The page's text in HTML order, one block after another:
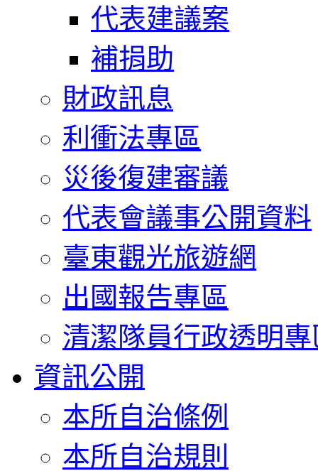
代表建議案
補捐助
財政訊息
利衝法專區
災後復建審議
代表會議事公開資料
臺東觀光旅遊網
出國報告專區
清潔隊員行政透明專
資訊公開
本所自治條例
本所自治規則